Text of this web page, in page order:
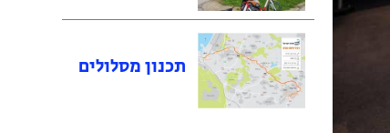
תכנון מסלולים